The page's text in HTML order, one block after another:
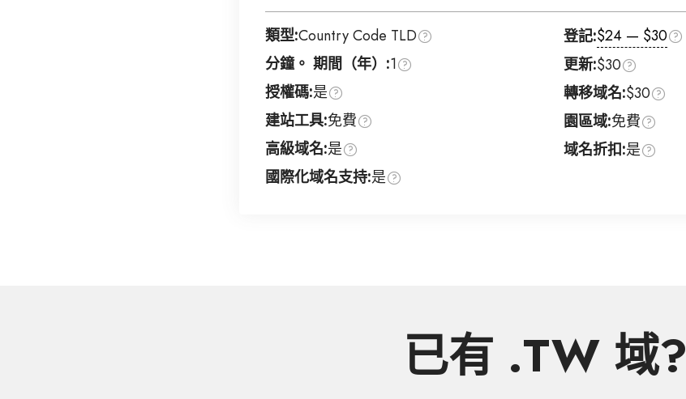
類型:Country Code TLD
分鐘。 期間（年）:1
授權碼:是
建站工具:免費
高級域名:是
國際化域名支持:是
登記:$24 — $30
更新:$30
轉移域名:$30
園區域:免費
域名折扣:是
已有 .TW 域?